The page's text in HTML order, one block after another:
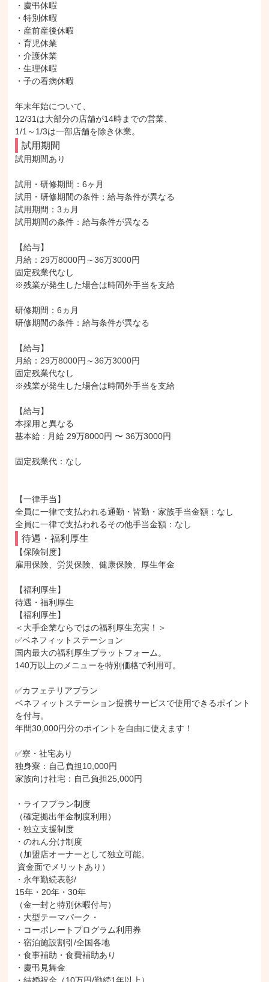
・慶弔休暇
・特別休暇
・産前産後休暇
・育児休業
・介護休業
・生理休暇
・子の看病休暇
年末年始について、
12/31は大部分の店舗が14時までの営業、
1/1～1/3は一部店舗を除き休業。
試用期間
試用期間あり
試用・研修期間：6ヶ月
試用・研修期間の条件：給与条件が異なる
試用期間：3ヵ月
試用期間の条件：給与条件が異なる
【給与】
月給：29万8000円～36万3000円
固定残業代なし
※残業が発生した場合は時間外手当を支給
研修期間：6ヵ月
研修期間の条件：給与条件が異なる
【給与】
月給：29万8000円～36万3000円
固定残業代なし
※残業が発生した場合は時間外手当を支給
【給与】
本採用と異なる
基本給 : 月給 29万8000円 〜 36万3000円
固定残業代：なし
【一律手当】
全員に一律で支払われる通勤・皆勤・家族手当金額：なし
待遇・福利厚生
【保険制度】
雇用保険、労災保険、健康保険、厚生年金
【福利厚生】
待遇・福利厚生
【福利厚生】
＜大手企業ならではの福利厚生充実！＞
✅ベネフィットステーション
国内最大の福利厚生プラットフォーム。
140万以上のメニューを特別価格で利用可。
✅カフェテリアプラン
ベネフィットステーション提携サービスで使用できるポイント
を付与。
年間30,000円分のポイントを自由に使えます！
✅寮・社宅あり
独身寮：自己負担10,000円
家族向け社宅：自己負担25,000円
・ライフプラン制度
（確定拠出年金制度利用）
・独立支援制度
・のれん分け制度
（加盟店オーナーとして独立可能。
・永年勤続表彰/
15年・20年・30年
（金一封と特別休暇付与）
・大型テーマパーク・
・コーポレートプログラム利用券
・宿泊施設割引/全国各地
・食事補助・食費補助あり
・慶弔見舞金